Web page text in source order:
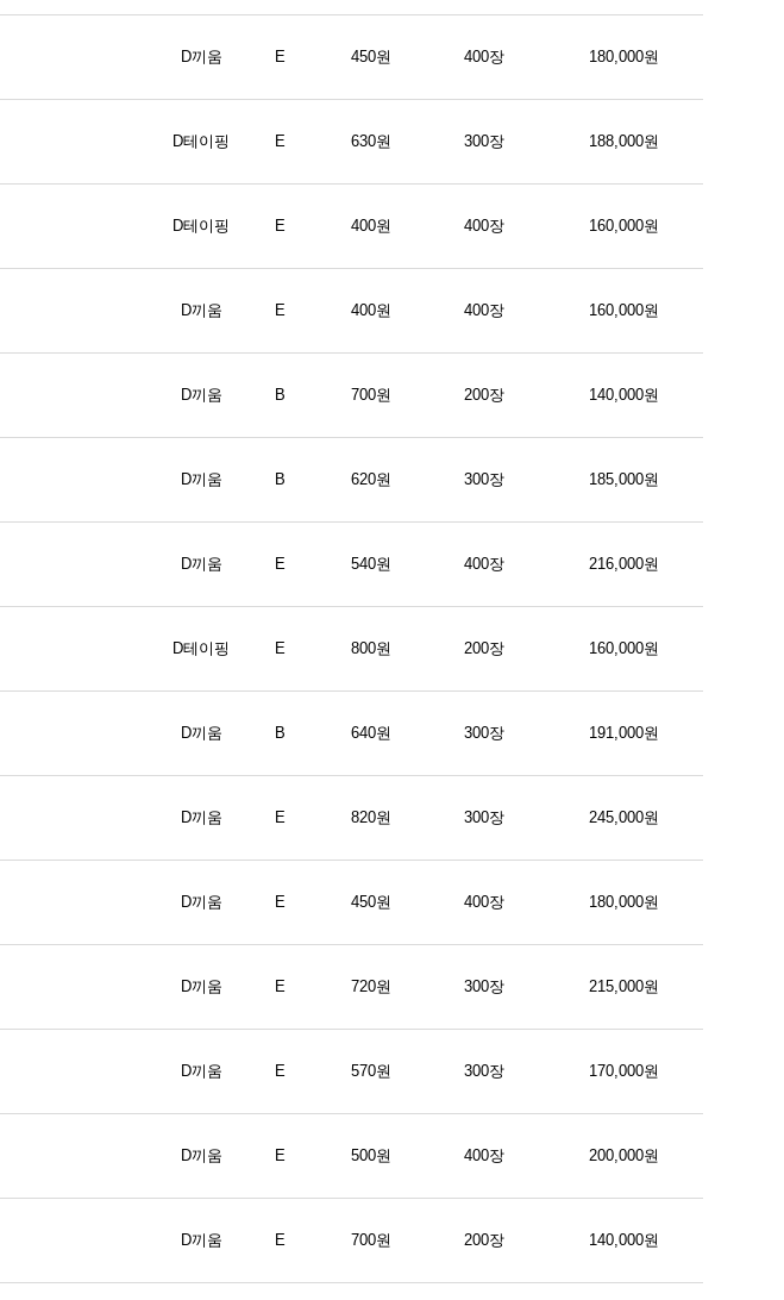
D끼움 E 450원 400장 180,000원
D테이핑 E 630원 300장 188,000원
D테이핑 E 400원 400장 160,000원
D끼움 E 400원 400장 160,000원
D끼움 B 700원 200장 140,000원
D끼움 B 620원 300장 185,000원
D끼움 E 540원 400장 216,000원
D테이핑 E 800원 200장 160,000원
D끼움 B 640원 300장 191,000원
D끼움 E 820원 300장 245,000원
D끼움 E 450원 400장 180,000원
D끼움 E 720원 300장 215,000원
D끼움 E 570원 300장 170,000원
D끼움 E 500원 400장 200,000원
D끼움 E 700원 200장 140,000원